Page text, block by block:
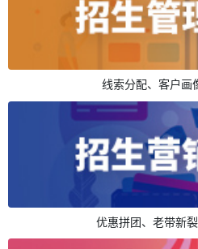
线索分配、客户画
优惠拼团、老带新